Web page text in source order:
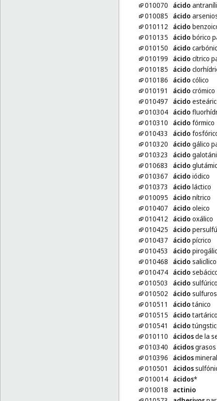
010070
ácido
010085
ácido
010112
ácido
010135
ácido bórico
010150
ácido
010199
ácido cítrico
010185
ácido
010186
ácido cólico
010191
ácido crómico
010497
ácido
010304 ácido
010310
ácido fórmico
010433
ácido
010320
ácido gálico
010323
ácido
010683
ácido
010367
ácido iódico
010373
ácido láctico
010095
ácido nítrico
010407
ácido oleico
010412
ácido oxálico
010425
ácido
010437
ácido pícrico
010453
ácido
010468
ácido salicílico
010474 ácido
010503
ácido
010502
ácido
010511
ácidotánico
010515
ácido
010541
ácido
010110
ácidosde la
010340
ácidosgrasos
010396
ácidos
010501
ácidos
010014 ácidos*
010018
actinio